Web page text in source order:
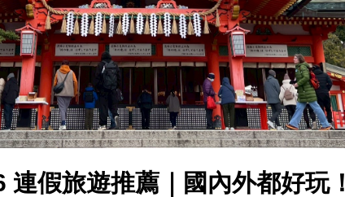
連假旅遊推薦｜國內外都好玩！